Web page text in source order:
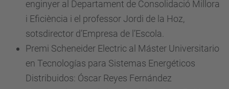
enginyer al Departament de Consolidació Millora
i Eficiència i el professor Jordi de la Hoz,
sotsdirector d’Empresa de l’Escola.
Premi Scheneider Electric al Máster Universitario
en Tecnologías para Sistemas Energéticos
Distribuidos: Óscar Reyes Fernández